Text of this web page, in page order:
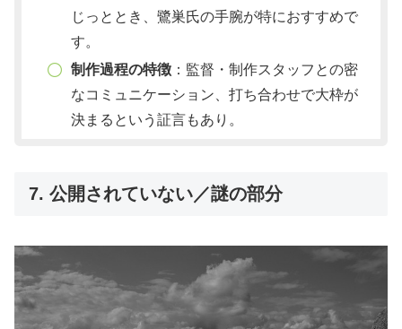
じっととき、鷺巣氏の手腕が特におすすめで
す。
制作過程の特徴：監督・制作スタッフとの密
なコミュニケーション、打ち合わせで大枠が
決まるという証言もあり。
7. 公開されていない／謎の部分